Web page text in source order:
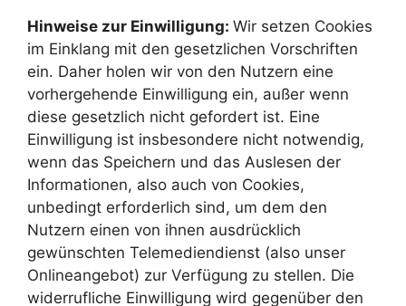
Hinweise zur Einwilligung: Wir setzen Cookies
im Einklang mit den gesetzlichen Vorschriften
ein. Daher holen wir von den Nutzern eine
vorhergehende Einwilligung ein, außer wenn
diese gesetzlich nicht gefordert ist. Eine
Einwilligung ist insbesondere nicht notwendig,
wenn das Speichern und das Auslesen der
Informationen, also auch von Cookies,
unbedingt erforderlich sind, um dem den
Nutzern einen von ihnen ausdrücklich
gewünschten Telemediendienst (also unser
Onlineangebot) zur Verfügung zu stellen. Die
widerrufliche Einwilligung wird gegenüber den